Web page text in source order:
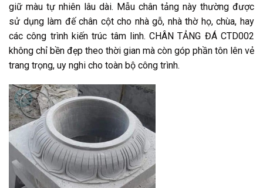
giữ màu tự nhiên lâu dài. Mẫu chân tảng này thường được
sử dụng làm đế chân cột cho nhà gỗ, nhà thờ họ, chùa, hay
các công trình kiến trúc tâm linh. CHÂN TẢNG ĐÁ CTD002
không chỉ bền đẹp theo thời gian mà còn góp phần tôn lên vẻ
trang trọng, uy nghi cho toàn bộ công trình.